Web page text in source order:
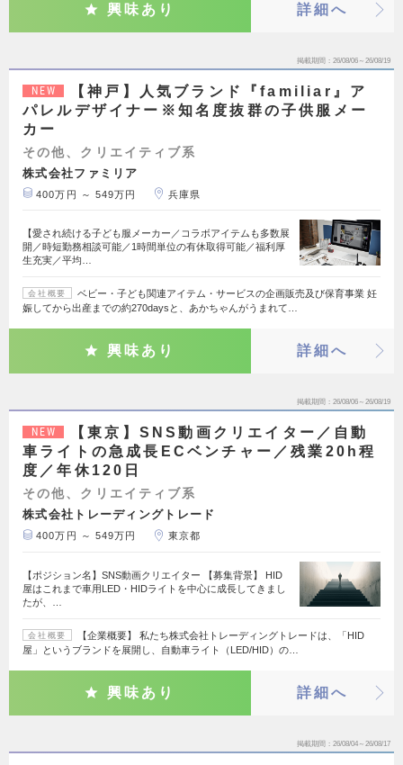
興味あり 詳細へ
掲載期間 26/08/06～26/08/19
NEW
【神戸】人気ブランド『familiar』ア
パレルデザイナー※知名度抜群の子供服メー
カー
その他、クリエイティブ系
株式会社ファミリア
400万円 ～ 549万円 兵庫県
【愛され続ける子ども服メーカー／コラボアイテムも多数展
開／時短勤務相談可能／1時間単位の有休取得可能／福利厚
生充実／平均…
会社概要
ベビー・子ども関連アイテム・サービスの企画販売及び保育事業 妊
娠してから出産までの約270daysと、あかちゃんがうまれて…
興味あり 詳細へ
掲載期間 26/08/06～26/08/19
NEW
【東京】SNS動画クリエイター／自動
車ライトの急成長ECベンチャー／残業20h程
度／年休120日
その他、クリエイティブ系
株式会社トレーディングトレード
400万円 ～ 549万円 東京都
【ポジション名】SNS動画クリエイター 【募集背景】 HID
屋はこれまで車用LED・HIDライトを中心に成長してきまし
たが、…
会社概要
【企業概要】 私たち株式会社トレーディングトレードは、「HID
屋」というブランドを展開し、自動車ライト（LED/HID）の…
興味あり 詳細へ
掲載期間 26/08/04～26/08/17